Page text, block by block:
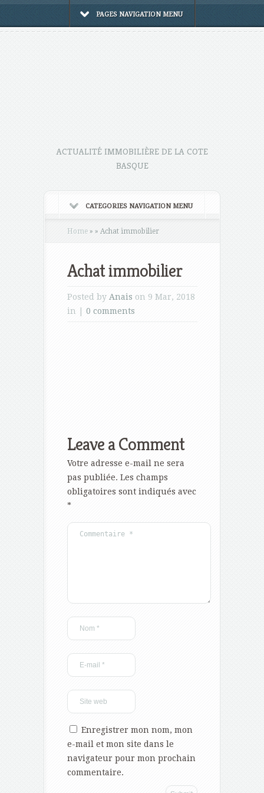
PAGES NAVIGATION MENU
ACTUALITÉ IMMOBILIÈRE DE LA COTE
BASQUE
CATEGORIES NAVIGATION MENU
Home » » Achat immobilier
Achat immobilier
Posted by Anais on 9 Mar, 2018
in | 0 comments
Leave a Comment
Votre adresse e-mail ne sera
pas publiée. Les champs
obligatoires sont indiqués avec
*
Enregistrer mon nom, mon
e-mail et mon site dans le
navigateur pour mon prochain
commentaire.